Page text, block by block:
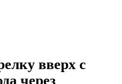
вверх с
через